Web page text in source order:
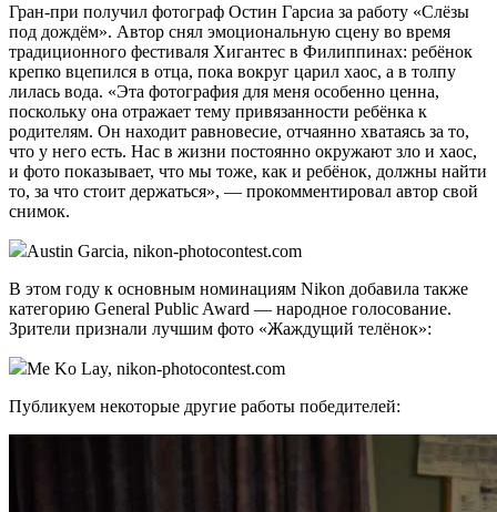
Гран-при получил фотограф Остин Гарсиа за работу «Слёзы
под дождём». Автор снял эмоциональную сцену во время
традиционного фестиваля Хигантес в Филиппинах: ребёнок
крепко вцепился в отца, пока вокруг царил хаос, а в толпу
лилась вода. «Эта фотография для меня особенно ценна,
поскольку она отражает тему привязанности ребёнка к
родителям. Он находит равновесие, отчаянно хватаясь за то,
что у него есть. Нас в жизни постоянно окружают зло и хаос,
и фото показывает, что мы тоже, как и ребёнок, должны найти
то, за что стоит держаться», — прокомментировал автор свой
снимок.
Austin Garcia, nikon-photocontest.com
В этом году к основным номинациям Nikon добавила также
категорию General Public Award — народное голосование.
Зрители признали лучшим фото «Жаждущий телёнок»:
Me Ko Lay, nikon-photocontest.com
Публикуем некоторые другие работы победителей: